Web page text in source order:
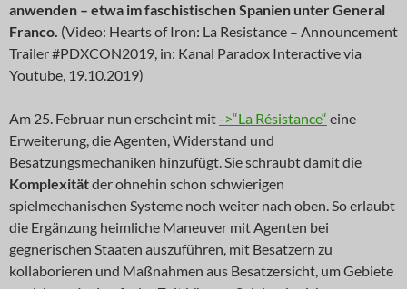
anwenden – etwa im faschistischen Spanien unter General
Franco. (Video: Hearts of Iron: La Resistance – Announcement
Trailer #PDXCON2019, in: Kanal Paradox Interactive via
Youtube, 19.10.2019)
Am 25. Februar nun erscheint mit->“La Résistance“ eine
Erweiterung, die Agenten, Widerstand und
Besatzungsmechaniken hinzufügt. Sie schraubt damit die
Komplexitätder ohnehin schon schwierigen
spielmechanischen Systeme noch weiter nach oben. So erlaubt
die Ergänzung heimliche Maneuver mit Agenten bei
gegnerischen Staaten auszuführen, mit Besatzern zu
kollaborieren und Maßnahmen aus Besatzersicht, um Gebiete